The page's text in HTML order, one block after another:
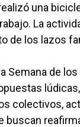
una
La
de los lazos
Semana de
colectivos,
buscan